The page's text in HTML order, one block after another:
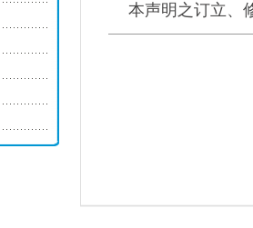
本声明之订立、